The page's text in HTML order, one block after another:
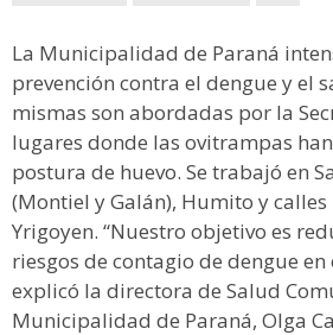
La Municipalidad de Paraná
prevención contra el dengue y el
mismas son abordadas por la
lugares donde las ovitrampas
postura de huevo. Se trabajó en
(Montiel y Galán), Humito y
Yrigoyen. “Nuestro objetivo es
riesgos de contagio de dengue en
explicó la directora de Salud
Municipalidad de Paraná, Olga